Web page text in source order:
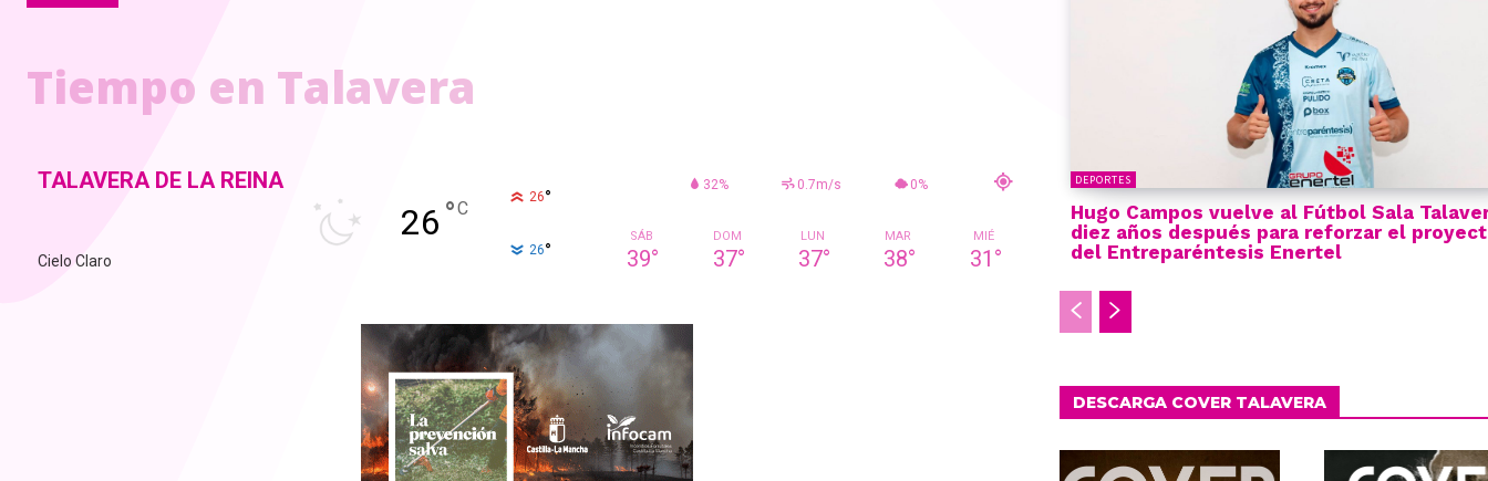
Tiempo en Talavera
TALAVERA DE LA REINA
Cielo Claro
26 °C
26°
26°
32% 0.7m/s 0%
SÁB
39°
DOM
37°
LUN
37°
MAR
38°
MIÉ
31 °
DEPORTES
Hugo Campos vuelve al Fútbol Sala
diez años después para reforzar el
del Entreparéntesis Enertel
DESCARGA COVER TALAVERA